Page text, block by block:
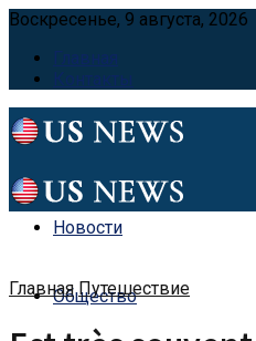
Воскресенье, 9 августа, 2026
Главная
Контакты
Новости
Общество
Главная Путешествие